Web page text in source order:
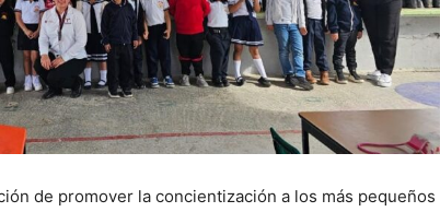
de promover la concientización a los más pequeños